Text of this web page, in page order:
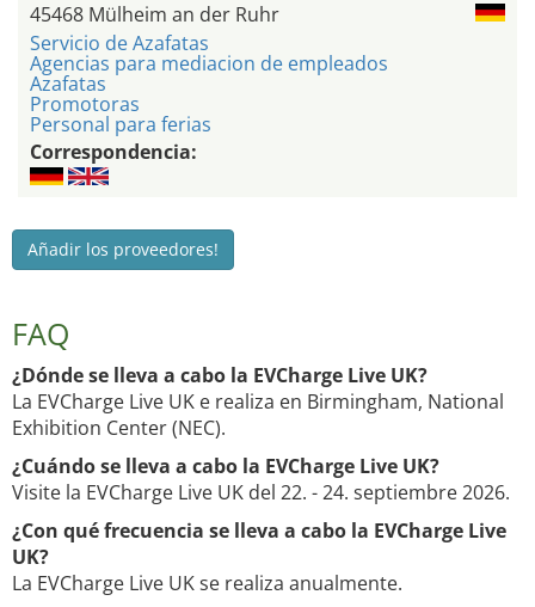
45468 Mülheim an der Ruhr
Servicio de Azafatas
Agencias para mediacion de empleados
Azafatas
Promotoras
Personal para ferias
Correspondencia:
Añadir los proveedores!
FAQ
¿Dónde se lleva a cabo la EVCharge Live UK?
La EVCharge Live UK e realiza en Birmingham, National
Exhibition Center (NEC).
¿Cuándo se lleva a cabo la EVCharge Live UK?
Visite la EVCharge Live UK del 22. - 24. septiembre 2026.
¿Con qué frecuencia se lleva a cabo la EVCharge Live
UK?
La EVCharge Live UK se realiza anualmente.